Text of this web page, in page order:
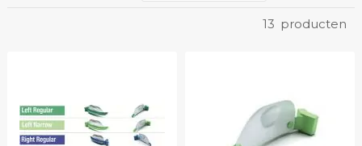
13 producten